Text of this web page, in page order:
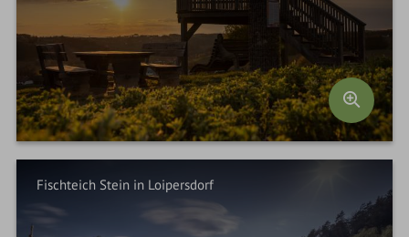
Fischteich Stein in Loipersdorf